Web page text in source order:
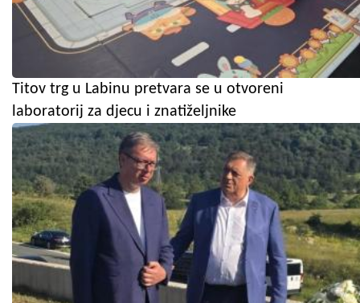
Titov trg u Labinu pretvara se u otvoreni
laboratorij za djecu i znatiželjnike